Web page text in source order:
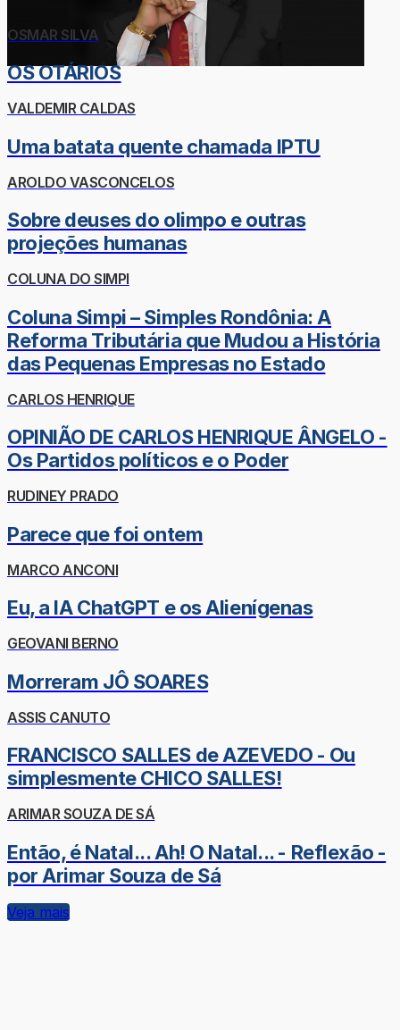
OSMAR SILVA
OS OTÁRIOS
VALDEMIR CALDAS
Uma batata quente chamada IPTU
AROLDO VASCONCELOS
Sobre deuses do olimpo e outras
projeções humanas
COLUNA DO SIMPI
Coluna Simpi – Simples Rondônia: A
Reforma Tributária que Mudou a História
das Pequenas Empresas no Estado
CARLOS HENRIQUE
OPINIÃO DE CARLOS HENRIQUE ÂNGELO -
Os Partidos políticos e o Poder
RUDINEY PRADO
Parece que foi ontem
MARCO ANCONI
Eu, a IA ChatGPT e os Alienígenas
GEOVANI BERNO
Morreram JÔ SOARES
ASSIS CANUTO
FRANCISCO SALLES de AZEVEDO - Ou
simplesmente CHICO SALLES!
ARIMAR SOUZA DE SÁ
Então, é Natal... Ah! O Natal... - Reflexão -
por Arimar Souza de Sá
Veja mais